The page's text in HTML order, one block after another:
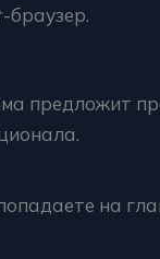
браузер.
предложит
на